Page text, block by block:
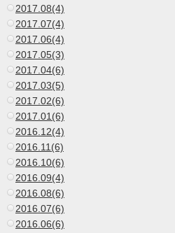
2017.08(4)
2017.07(4)
2017.06(4)
2017.05(3)
2017.04(6)
2017.03(5)
2017.02(6)
2017.01(6)
2016.12(4)
2016.11(6)
2016.10(6)
2016.09(4)
2016.08(6)
2016.07(6)
2016.06(6)